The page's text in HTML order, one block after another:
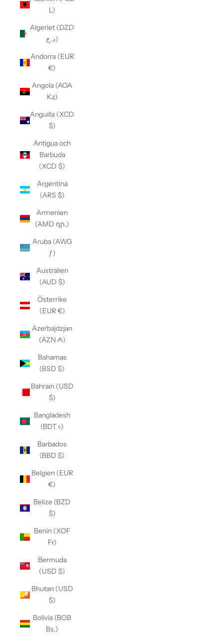
L)
Algeriet (DZD
د.ج)
Andorra (EUR
€)
Angola (AOA
Kz)
Anguilla (XCD
$)
Antigua och
Barbuda
(XCD $)
Argentina
(ARS $)
Armenien
(AMD դր.)
Aruba (AWG
ƒ)
Australien
(AUD $)
Österrike
(EUR €)
Azerbajdzjan
(AZN ₼)
Bahamas
(BSD $)
Bahrain (USD
$)
Bangladesh
(BDT ৳)
Barbados
(BBD $)
Belgien (EUR
€)
Belize (BZD
$)
Benin (XOF
Fr)
Bermuda
(USD $)
Bhutan (USD
$)
Bolivia (BOB
Bs.)